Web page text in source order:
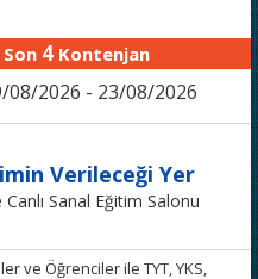
Son 4Kontenjan
08/2026 - 23/08/2026
Verileceği Yer
Canlı Sanal Eğitim Salonu
ve Öğrenciler ile TYT, YKS,